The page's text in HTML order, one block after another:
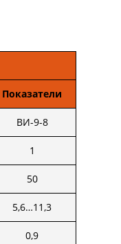
Показатели
ВИ-9-8
1
50
5,6…11,3
0,9